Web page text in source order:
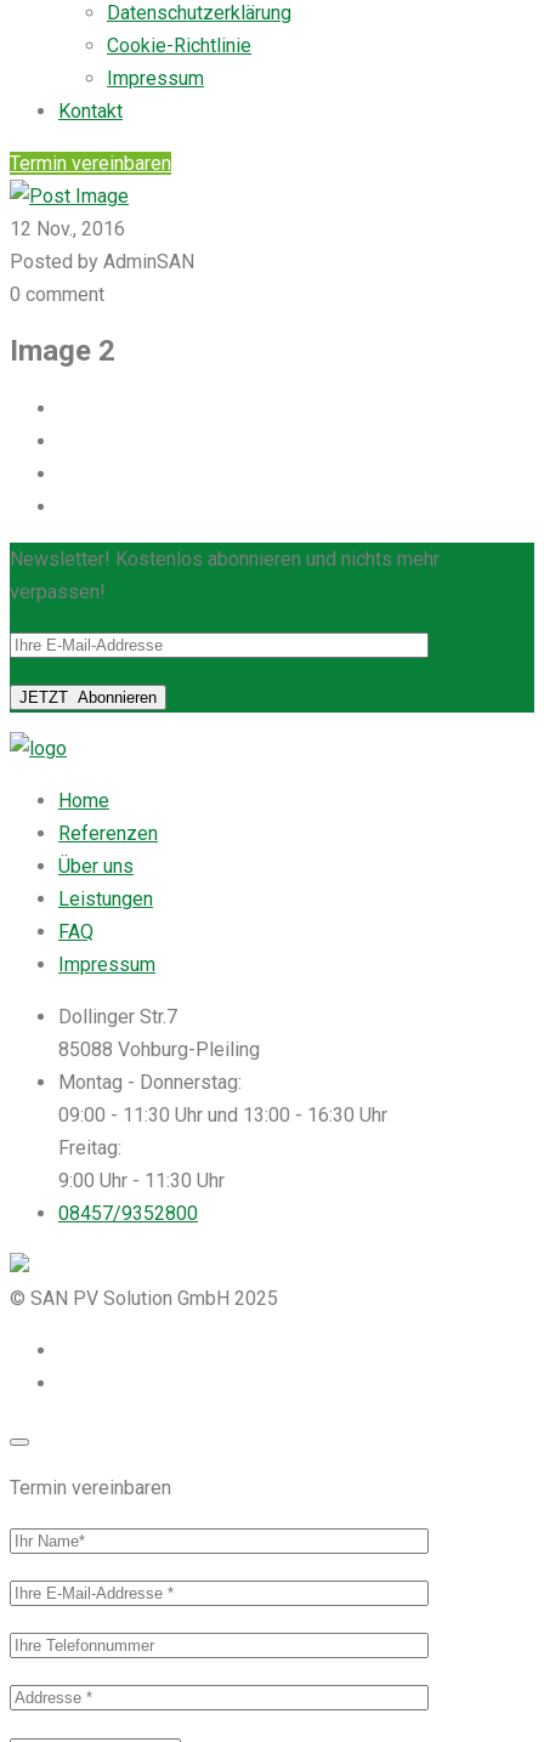
Datenschutzerklärung
Cookie-Richtlinie
Impressum
Kontakt
Termin vereinbaren
12 Nov., 2016
Posted by AdminSAN
0 comment
Image 2
Newsletter! Kostenlos abonnieren und nichts mehr
verpassen!
JETZT Abonnieren
Home
Referenzen
Über uns
Leistungen
FAQ
Impressum
Dollinger Str.7
85088 Vohburg-Pleiling
Montag - Donnerstag:
09:00 - 11:30 Uhr und 13:00 - 16:30 Uhr
Freitag:
9:00 Uhr - 11:30 Uhr
08457/9352800
© SAN PV Solution GmbH 2025
Termin vereinbaren